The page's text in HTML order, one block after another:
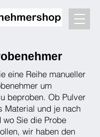
eine Reihe manueller
um
beproben. Ob Pulver
Material und je nach
wo Sie die Probe
wir haben den